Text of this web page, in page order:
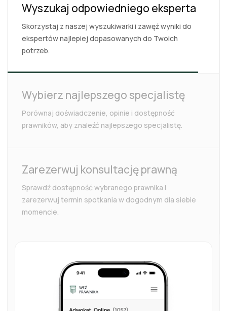
Wyszukaj odpowiedniego eksperta
Skorzystaj z naszej wyszukiwarki i zawęź wyniki do
ekspertów najlepiej dopasowanych do Twoich
potrzeb.
Wybierz najlepszego specjalistę
Porównaj doświadczenie, opinie i dostępność
prawników, aby znaleźć najlepszego specjalistę.
Zarezerwuj konsultację prawną
Sprawdź dostępność wybranego prawnika i
zarezerwuj termin spotkania w dogodnym dla siebie
momencie.